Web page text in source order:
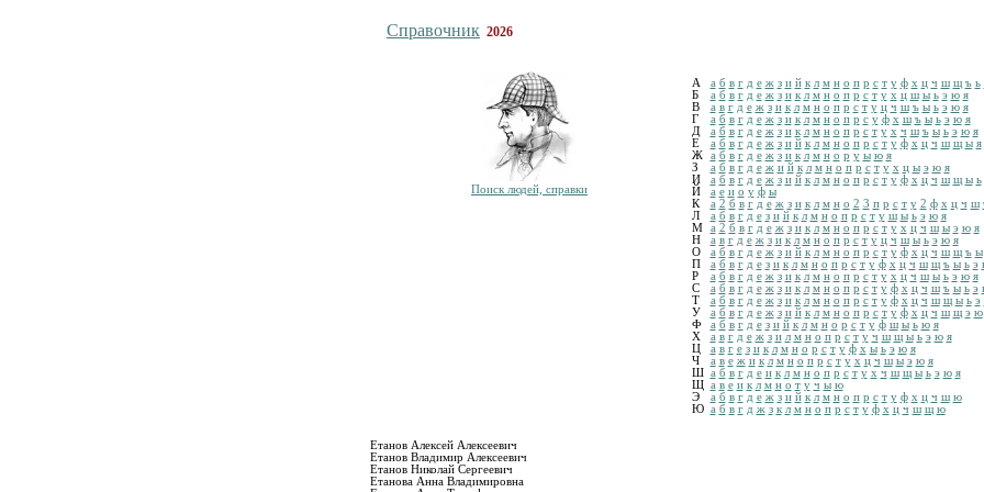
Справочник 2026
Поиск людей, справки
А а б в г д е ж з и й к л м н о п р с т у ф х ц ч ш щ ъ ь
Б
а б в г д е ж з и к л м н о п р с т у х ц ш ы ь э ю я
В
а в г д е ж з и к л м н о п р с т у ц ч ш ъ ы ь э ю я
Г
а б в г д е ж з и к л м н о п р с у ф х ш ъ ы ь э ю я
Д
а б в г д е ж з и к л м н о п р с т у х ч ш ъ ы ь э ю я
Е
а б в г д е ж з и й к л м н о п р с т у ф х ц ч ш щ ы я
Ж
а б в г д е ж з и к л м н о р у ы ю я
З
а б в г д е ж и й к л м н о п р с т у х ц ы э ю я
И
а б в г д е ж з и й к л м н о п р с т у ф х ц ч ш щ ы ь
Й
а е и о у ф ы
К
а 2 б в г д е ж з и к л м н о 2 3 п р с т у 2 ф х ц ч ш
Л
а б в г д е з и й к л м н о п р с т у ш ы ь э ю я
М
а 2 б в г д е ж з и к л м н о п р с т у х ц ч ш ы э ю я
Н
а в г д е ж з и к л м н о п р с т у ц ч ш ы ь э ю я
О
а б в г д е ж з и й к л м н о п р с т у ф х ц ч ш щ ъ ы
П
а б в г д е з и к л м н о п р с т у ф х ц ч ш щ ъ ы ь э
Р
а б в г д е ж з и к л м н о п р с т у х ц ч ш ы ь э ю я
С
а б в г д е ж з и к л м н о п р с т у ф х ц ч ш ъ ы ь э
Т
а б в г д е ж з и к л м н о п р с т у ф х ц ч ш щ ы ь э
У
а б в г д е ж з и й к л м н о п р с т у ф х ц ч ш щ э ю
Ф
а б в г д е з и й к л м н о р с т у ф ш ы ь ю я
Х
а в г д е ж з и л м н о п р с т у ч ш щ ы ь э ю я
Ц
а в г е з и к л м н о р с т у ф х ы ь э ю я
Ч
а в е ж и к л м н о п р с т у х ц ч ш ы э ю я
Ш а б в г д е и к л м н о п р с т у х ч ш щ ы ь э ю я
Щ а в е и к л м н о т у ч ы ю
Э
а б в г д е ж з и й к л м н о п р с т у ф х ц ч ш ю
Ю а б в г д ж з к л м н о п р с т у ф х ц ч ш щ ю
Етанов Алексей Алексеевич
Етанов Владимир Алексеевич
Етанов Николай Сергеевич
Етанова Анна Владимировна